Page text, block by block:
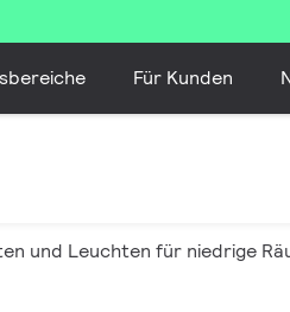
Für Kunden
und Leuchten für niedrige